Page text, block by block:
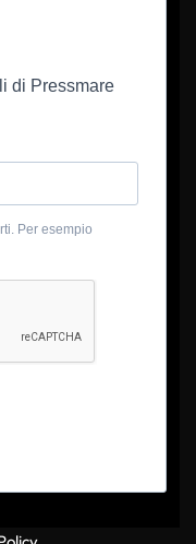
di Pressmare
Per esempio